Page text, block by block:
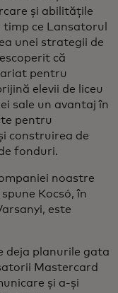
și abilitățile
ce Lansatorul
unei strategii de
că
pentru
elevii de liceu
sale un avantaj în
pentru
construirea de
fonduri.
noastre
Kocsó, în
este
deja planurile gata
Mastercard
și a-și